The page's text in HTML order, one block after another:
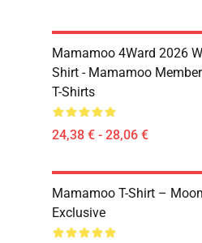
Mamamoo 4Ward 2026
Shirt - Mamamoo
T-Shirts
24,38 € - 28,06 €
Mamamoo T-Shirt –
Exclusive